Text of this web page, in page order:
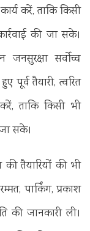
करें, ताकि किसी
की जा सके।
सर्वोच्च
पूर्व तैयारी, त्वरित
ताकि किसी भी
सके।
तैयारियों की भी
पार्किंग, प्रकाश
की जानकारी ली।